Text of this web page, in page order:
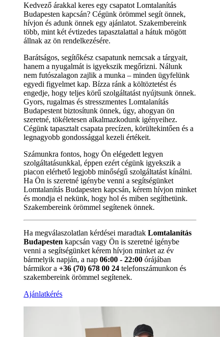
Kedvező árakkal keres egy csapatot Lomtalanítás
Budapesten kapcsán? Cégünk örömmel segít önnek,
hívjon és adunk önnek egy ajánlatot. Szakembereink
több, mint két évtizedes tapasztalattal a hátuk mögött
állnak az ön rendelkezésére.
Barátságos, segítőkész csapatunk nemcsak a tárgyait,
hanem a nyugalmát is igyekszik megőrizni. Nálunk
nem futószalagon zajlik a munka – minden ügyfelünk
egyedi figyelmet kap. Bízza ránk a költöztetést és
engedje, hogy teljes körű szolgáltatást nyújtsunk önnek.
Gyors, rugalmas és stresszmentes Lomtalanítás
Budapestent biztosítunk önnek, úgy, ahogyan ön
szeretné, tökéletesen alkalmazkodunk igényeihez.
Cégünk tapasztalt csapata precízen, körültekintően és a
legnagyobb gondossággal kezeli értékeit.
Számunkra fontos, hogy Ön elégedett legyen
szolgáltatásunkkal, éppen ezért cégünk igyekszik a
piacon elérhető legjobb minőségű szolgáltatást kínálni.
Ha Ön is szeretné igénybe venni a segítségünket
Lomtalanítás Budapesten kapcsán, kérem hívjon minket
és mondja el nekünk, hogy hol és miben segíthetünk.
Szakembereink örömmel segítenek önnek.
Ha megválaszolatlan kérdései maradtak Lomtalanítás
Budapesten kapcsán vagy Ön is szeretné igénybe
venni a segítségünket kérem hívjon minket az év
bármelyik napján, a nap 06:00 - 22:00 órájában
bármikor a +36 (70) 678 00 24 telefonszámunkon és
szakembereink örömmel segítenek.
Ajánlatkérés